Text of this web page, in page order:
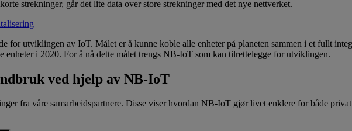
strekninger, går det lite data over store strekninger med det nye nettverket.
for utviklingen av IoT. Målet er å kunne koble alle enheter på planeten sammen i et fullt
i 2020. For å nå dette målet trengs NB-IoT som kan tilrettelegge for utviklingen.
ved hjelp av NB-IoT
fra våre samarbeidspartnere. Disse viser hvordan NB-IoT gjør livet enklere for både